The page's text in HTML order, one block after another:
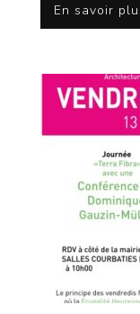
En savoir